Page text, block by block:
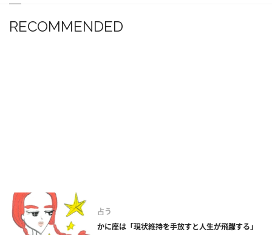
RECOMMENDED
占う
かに座は「現状維持を手放すと人生が飛躍する」